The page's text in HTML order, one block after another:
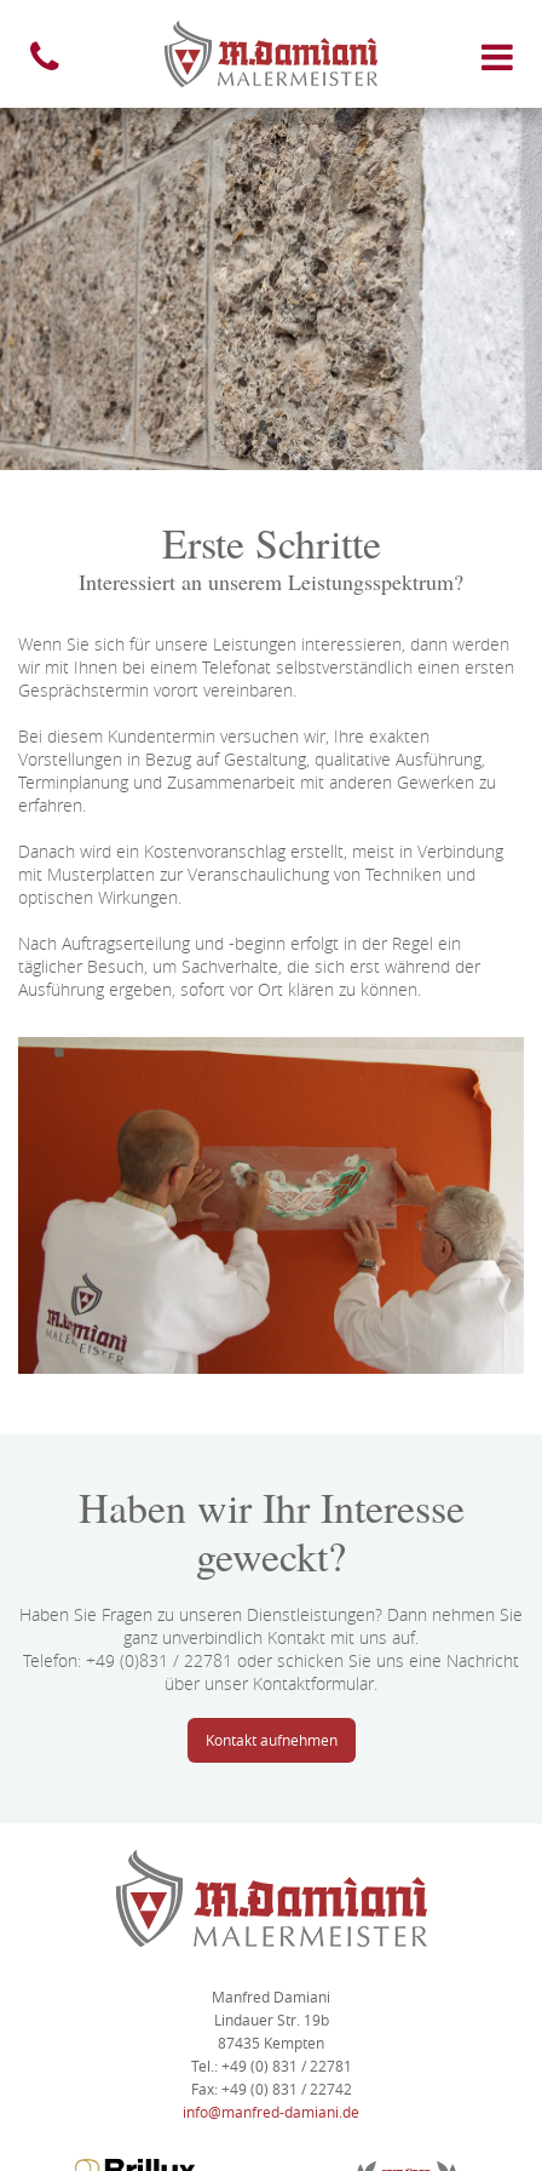
Erste Schritte
Interessiert an unserem Leistungsspektrum?
Wenn Sie sich für unsere Leistungen interessieren, dann werden
wir mit Ihnen bei einem Telefonat selbstverständlich einen ersten
Gesprächstermin vorort vereinbaren.
Bei diesem Kundentermin versuchen wir, Ihre exakten
Vorstellungen in Bezug auf Gestaltung, qualitative Ausführung,
Terminplanung und Zusammenarbeit mit anderen Gewerken zu
erfahren.
Danach wird ein Kostenvoranschlag erstellt, meist in Verbindung
mit Musterplatten zur Veranschaulichung von Techniken und
optischen Wirkungen.
Nach Auftragserteilung und -beginn erfolgt in der Regel ein
täglicher Besuch, um Sachverhalte, die sich erst während der
Ausführung ergeben, sofort vor Ort klären zu können.
Haben wir Ihr Interesse
geweckt?
Haben Sie Fragen zu unseren Dienstleistungen? Dann nehmen Sie
ganz unverbindlich Kontakt mit uns auf.
Telefon: +49 (0)831 / 22781 oder schicken Sie uns eine Nachricht
über unser Kontaktformular.
Kontakt aufnehmen
Manfred Damiani
Lindauer Str. 19b
87435 Kempten
Tel.: +49 (0) 831 / 22781
Fax: +49 (0) 831 / 22742
info@manfred-damiani.de